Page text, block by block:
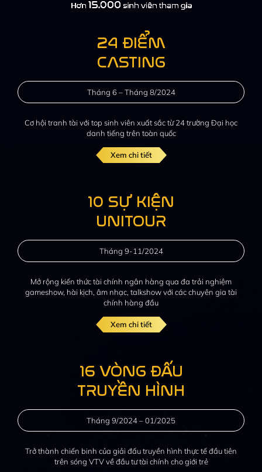
24 ĐIỂM
CASTING
Tháng 6 – Tháng 8/2024
Cơ hội tranh tài với top sinh viên xuất sắc từ 24 trường Đại học
danh tiếng trên toàn quốc
Xem chi tiết
10 SỰ KIỆN
UNITOUR
Tháng 9-11/2024
Mở rộng kiến thức tài chính ngân hàng qua đa trải nghiệm
gameshow, hài kịch, âm nhạc, talkshow với các chuyên gia tài
chính hàng đầu
Xem chi tiết
16 VÒNG ĐẤU
TRUYỀN HÌNH
Tháng 9/2024 – 01/2025
Trở thành chiến binh của giải đấutruyền hình thực tế đầu tiên
trên sóng VTV về đầu tư tài chính cho giới trẻ